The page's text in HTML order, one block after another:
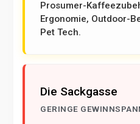
Prosumer-
Ergonomie, Outdoor-
Pet Tech.
Die Sackgasse
GERINGE